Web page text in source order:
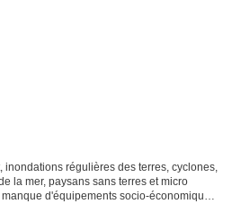
inondations régulières des terres, cyclones,
la mer, paysans sans terres et micro
d'équipements socio-économiques